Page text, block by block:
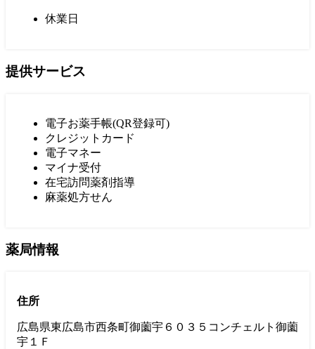
休業日
提供サービス
電子お薬手帳(QR登録可)
クレジットカード
電子マネー
マイナ受付
在宅訪問薬剤指導
麻薬処方せん
薬局情報
住所
広島県東広島市西条町御薗宇６０３５コンチェルト御薗
宇１Ｆ